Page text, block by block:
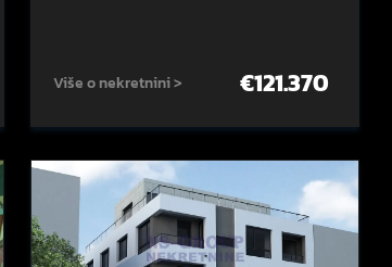
Više o nekretnini > €121.370